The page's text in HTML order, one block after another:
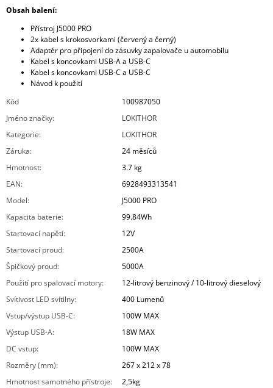
Obsah balení:
Přístroj J5000 PRO
2x kabel s krokosvorkami (červený a černý)
Adaptér pro připojení do zásuvky zapalovače u automobilu
Kabel s koncovkami USB-A a USB-C
Kabel s koncovkami USB-C a USB-C
Návod k použití
Kód
100987050
Jméno značky:
LOKITHOR
Kategorie:
LOKITHOR
Záruka:
24 měsíců
Hmotnost:
3.7 kg
EAN:
6928493313541
Model:
J5000 PRO
Kapacita baterie:
99.84Wh
Startovací napětí:
12V
Startovací proud:
2500A
Špičkový proud:
5000A
Použití pro spalovací motory:
12-litrový benzinový / 10-litrový dieselový
Svítivost LED svítilny:
400 Lumenů
Vstup/výstup USB-C:
100W MAX
Výstup USB-A:
18W MAX
DC vstup:
100W MAX
Rozměry (mm):
267 x 212 x 78
Hmotnost samotného přístroje:
2,5kg